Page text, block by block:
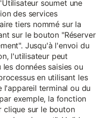
soumet une
des services
tiers nommé sur la
sur le bouton "Réserver
Jusqu'à l'envoi du
l'utilisateur peut
données saisies ou
en utilisant les
l'appareil terminal ou du
exemple, la fonction
clique sur le bouton